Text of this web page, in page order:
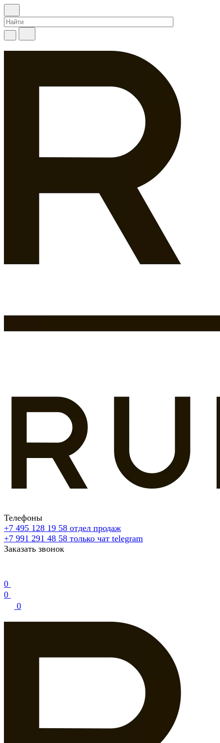
Телефоны
+7 495 128 19 58 отдел продаж
+7 991 291 48 58 только чат telegram
Заказать звонок
0
0
0